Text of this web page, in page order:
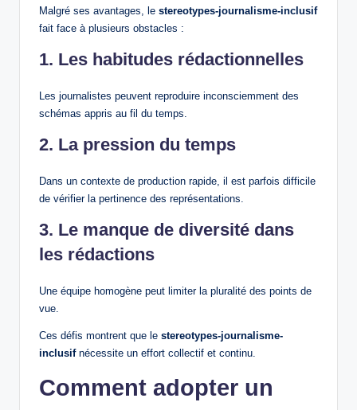
Malgré ses avantages, le stereotypes-journalisme-inclusif
fait face à plusieurs obstacles :
1. Les habitudes rédactionnelles
Les journalistes peuvent reproduire inconsciemment des
schémas appris au fil du temps.
2. La pression du temps
Dans un contexte de production rapide, il est parfois difficile
de vérifier la pertinence des représentations.
3. Le manque de diversité dans
les rédactions
Une équipe homogène peut limiter la pluralité des points de
vue.
Ces défis montrent que le stereotypes-journalisme-
inclusifnécessite un effort collectif et continu.
Comment adopter un